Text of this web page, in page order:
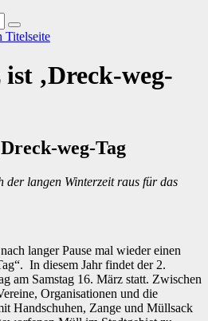
Titelseite
‚Dreck-weg-
weg-Tag
der langen Winterzeit raus für das
langer Pause mal wieder einen
In diesem Jahr findet der 2.
am Samstag 16. März statt. Zwischen
Organisationen und die
Handschuhen, Zange und Müllsack